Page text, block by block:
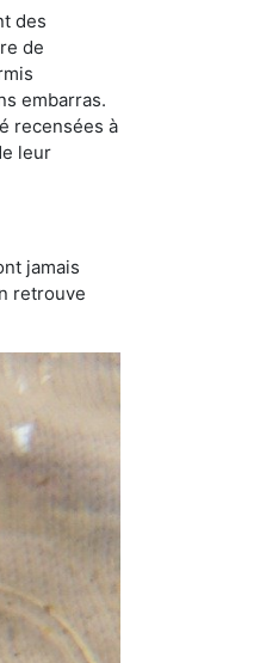
des
de
embarras.
recensées à
leur
jamais
retrouve